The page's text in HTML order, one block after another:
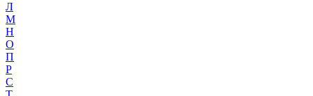
Л
М
Н
О
П
Р
С